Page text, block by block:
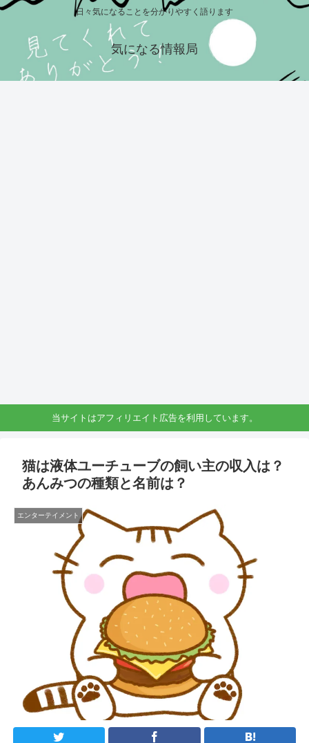
日々気になることを分かりやすく語ります
気になる情報局
当サイトはアフィリエイト広告を利用しています。
猫は液体ユーチューブの飼い主の収入は？
あんみつの種類と名前は？
エンターテイメント